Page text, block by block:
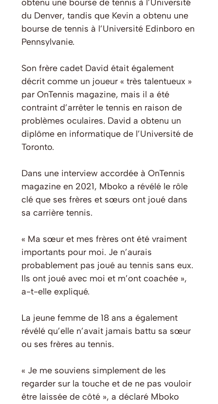
obtenu une bourse de tennis à l’Université
du Denver, tandis que Kevin a obtenu une
bourse de tennis à l’Université Edinboro en
Pennsylvanie.
Son frère cadet David était également
décrit comme un joueur « très talentueux »
par OnTennis magazine, mais il a été
contraint d’arrêter le tennis en raison de
problèmes oculaires. David a obtenu un
diplôme en informatique de l’Université de
Toronto.
Dans une interview accordée à OnTennis
magazine en 2021, Mboko a révélé le rôle
clé que ses frères et sœurs ont joué dans
sa carrière tennis.
« Ma sœur et mes frères ont été vraiment
importants pour moi. Je n’aurais
probablement pas joué au tennis sans eux.
Ils ont joué avec moi et m’ont coachée »,
a-t-elle expliqué.
La jeune femme de 18 ans a également
révélé qu’elle n’avait jamais battu sa sœur
ou ses frères au tennis.
« Je me souviens simplement de les
regarder sur la touche et de ne pas vouloir
être laissée de côté », a déclaré Mboko